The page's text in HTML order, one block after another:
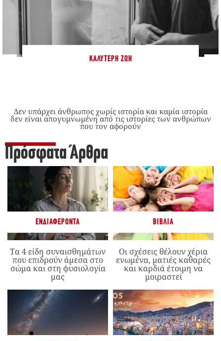
ΚΑΛΎΤΕΡΗ ΖΩΉ
Δεν υπάρχει άνθρωπος χωρίς ιστορία και καμία ιστορία
δεν είναι απογυμνωμένη από τις ιστορίες των ανθρώπων
που τον αφορούν
Πρόσφατα Άρθρα
ΕΝΔΙΑΦΈΡΟΝΤΑ
Τα 4 είδη συναισθημάτων
που επιδρούν άμεσα στο
σώμα και στη φυσιολογία
μας
ΒΙΒΛΊΑ
Οι σχέσεις θέλουν χέρια
ενωμένα, ματιές καθαρές
και καρδιά έτοιμη να
μοιραστεί